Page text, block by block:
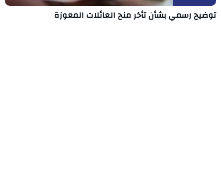
توضيح رسمي بشأن تأخر منح العائلات المعوزة